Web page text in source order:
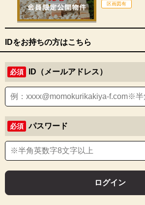
区画図有
IDをお持ちの方はこちら
必須 ID（メールアドレス）
必須 パスワード
ログイン